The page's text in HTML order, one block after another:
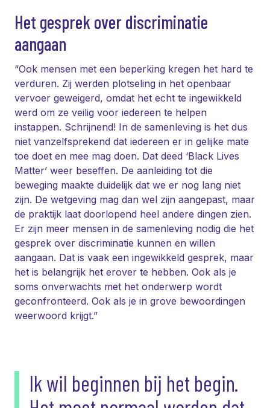
Het gesprek over discriminatie
aangaan
“Ook mensen met een beperking kregen het hard te
verduren. Zij werden plotseling in het openbaar
vervoer geweigerd, omdat het echt te ingewikkeld
werd om ze veilig voor iedereen te helpen
instappen. Schrijnend! In de samenleving is het dus
niet vanzelfsprekend dat iedereen er in gelijke mate
toe doet en mee mag doen. Dat deed ‘Black Lives
Matter’ weer beseffen. De aanleiding tot die
beweging maakte duidelijk dat we er nog lang niet
zijn. De wetgeving mag dan wel zijn aangepast, maar
de praktijk laat doorlopend heel andere dingen zien.
Er zijn meer mensen in de samenleving nodig die het
gesprek over discriminatie kunnen en willen
aangaan. Dat is vaak een ingewikkeld gesprek, maar
het is belangrijk het erover te hebben. Ook als je
soms onverwachts met het onderwerp wordt
geconfronteerd. Ook als je in grove bewoordingen
weerwoord krijgt.”
Ik wil beginnen bij het begin.